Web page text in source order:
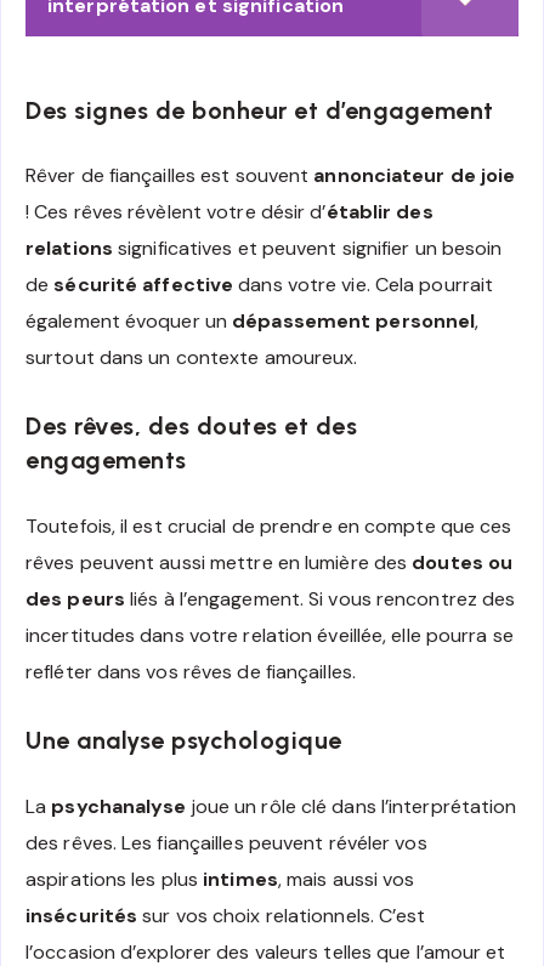
interprétation et signification
Des signes de bonheur et d’engagement
Rêver de fiançailles est souvent annonciateur de joie
! Ces rêves révèlent votre désir d’établir des
relations significatives et peuvent signifier un besoin
desécurité affective dans votre vie. Cela pourrait
également évoquer un dépassement personnel,
surtout dans un contexte amoureux.
Des rêves, des doutes et des
engagements
Toutefois, il est crucial de prendre en compte que ces
rêves peuvent aussi mettre en lumière des doutes ou
des peurs liés à l’engagement. Si vous rencontrez des
incertitudes dans votre relation éveillée, elle pourra se
refléter dans vos rêves de fiançailles.
Une analyse psychologique
La psychanalyse joue un rôle clé dans l’interprétation
des rêves. Les fiançailles peuvent révéler vos
aspirations les plus intimes, mais aussi vos
insécurités sur vos choix relationnels. C’est
l’occasion d’explorer des valeurs telles que l’amour et